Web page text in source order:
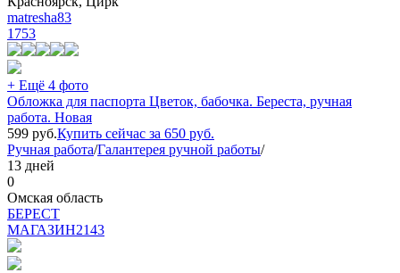
matresha83
1753
+ Ещё 4 фото
Обложка для паспорта Цветок, бабочка. Береста, ручная
работа. Новая
599 руб.Купить сейчас за 650 руб.
Ручная работа/Галантерея ручной работы/
13 дней
0
Омская область
БEPECT
МАГАЗИН2143